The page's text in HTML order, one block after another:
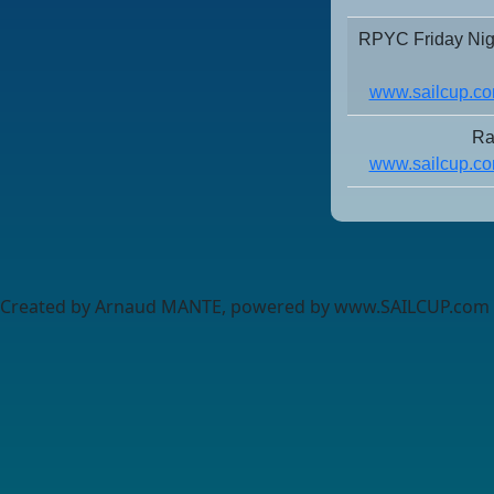
RPYC Friday
Created by Arnaud MANTE, powered by www.SAILCUP.com